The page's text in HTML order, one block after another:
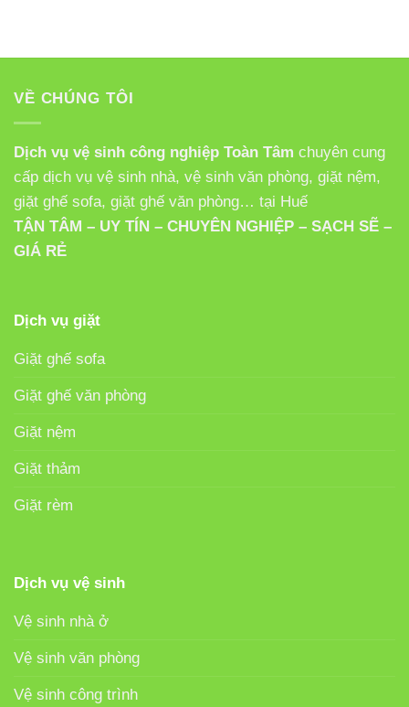
VỀ CHÚNG TÔI
Dịch vụ vệ sinh công nghiệp Toàn Tâm chuyên cung
cấp dịch vụ vệ sinh nhà, vệ sinh văn phòng, giặt nệm,
giặt ghế sofa, giặt ghế văn phòng… tại Huế
TẬN TÂM – UY TÍN – CHUYÊN NGHIỆP – SẠCH SẼ –
GIÁ RẺ
Dịch vụ giặt
Giặt ghế sofa
Giặt ghế văn phòng
Giặt nệm
Giặt thảm
Giặt rèm
Dịch vụ vệ sinh
Vệ sinh nhà ở
Vệ sinh văn phòng
Vệ sinh công trình